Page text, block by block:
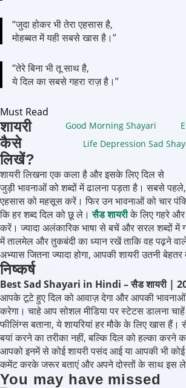
“जुदा होकर भी तेरा एहसास है,
मोहब्बत में यही सबसे खास है।”
“तेरे बिना भी तू साथ है,
ये दिल का सबसे गहरा राज़ है।”
Must Read
Good Morning Shayari
Life Depression Sad
शायरी
कैसे
लिखें?
शायरी लिखना एक कला है और इसके लिए दिल से
जुड़ी भावनाओं को शब्दों में ढालना पड़ता है। सबसे
एहसास को महसूस करें। फिर उन भावनाओं को चार
कि हर शब्द दिल को छू ले।सैड शायरीके लिए गहरे और
करें। ज्यादा अलंकारिक भाषा से बचें और सरल शब्दों में
में तालमेल और तुकबंदी का ध्यान रखें ताकि वह पढ़ने
अभ्यास जितना ज्यादा होगा, आपकी शायरी उतनी बेहतर
निष्कर्ष
Best Sad Shayari in Hindi – सैड शायरी |
आपके टूटे हुए दिल को आवाज़ देगा और आपकी भावनाओं
करेगा। चाहे आप सोशल मीडिया पर स्टेटस डालना
फीलिंग्स बताना, ये शायरियां हर मौके के लिए खास हैं।
बयां करने का तरीका नहीं, बल्कि दिल को हल्का करने
आपको इनमें से कोई शायरी पसंद आई या आपकी भी कोई
कमेंट करके जरूर बताएं और अपने दोस्तों के साथ इस
You may have missed